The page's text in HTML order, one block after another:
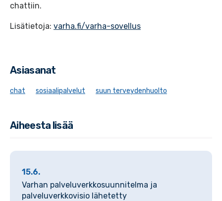
chattiin.
Lisätietoja: varha.fi/varha-sovellus
Asiasanat
chat sosiaalipalvelut suun terveydenhuolto
Aiheesta lisää
15.6.
Varhan palveluverkkosuunnitelma ja
palveluverkkovisio lähetetty